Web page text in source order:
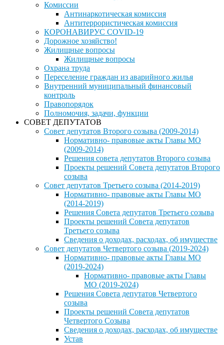
Комиссии
Антинаркотическая комиссия
Антитеррористическая комиссия
КОРОНАВИРУС COVID-19
Дорожное хозяйство!
Жилищные вопросы
Жилищные вопросы
Охрана труда
Переселение граждан из аварийного жилья
Внутренний муниципальный финансовый
контроль
Правопорядок
Полномочия, задачи, функции
СОВЕТ ДЕПУТАТОВ
Совет депутатов Второго созыва (2009-2014)
Нормативно- правовые акты Главы МО
(2009-2014)
Решения совета депутатов Второго созыва
Проекты решений Совета депутатов Второго
созыва
Совет депутатов Третьего созыва (2014-2019)
Нормативно- правовые акты Главы МО
(2014-2019)
Решения Совета депутатов Третьего созыва
Проекты решений Совета депутатов
Третьего созыва
Сведения о доходах, расходах, об имуществе
Совет депутатов Четвертого созыва (2019-2024)
Нормативно- правовые акты Главы МО
(2019-2024)
Нормативно- правовые акты Главы
МО (2019-2024)
Решения Совета депутатов Четвертого
созыва
Проекты решений Совета депутатов
Четвертого Созыва
Сведения о доходах, расходах, об имуществе
Устав